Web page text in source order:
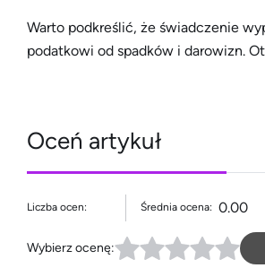
Warto podkreślić, że świadczenie
podatkowi od spadków i darowizn.
Oceń artykuł
Liczba ocen: Średnia ocena: 0.00
Wybierz ocenę: